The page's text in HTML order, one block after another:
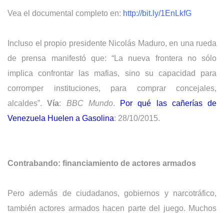
Vea el documental completo en: http://bit.ly/1EnLkfG
Incluso el propio presidente Nicolás Maduro, en una rueda
de prensa manifestó que: “La nueva frontera no sólo
implica confrontar las mafias, sino su capacidad para
corromper instituciones, para comprar concejales,
alcaldes”.Vía: BBC Mundo.
Por qué las cañerías de
Venezuela Huelen a Gasolina: 28/10/2015.
Contrabando: financiamiento de actores armados
Pero además de ciudadanos, gobiernos y narcotráfico,
también actores armados hacen parte del juego. Muchos